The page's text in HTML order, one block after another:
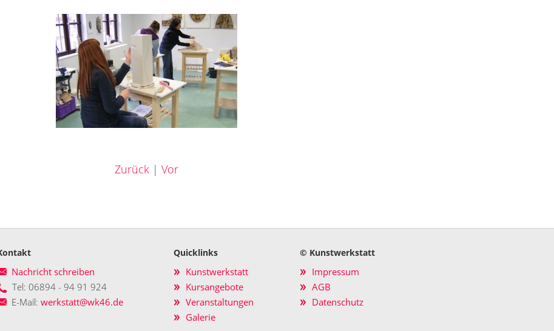
Zurück| Vor
Nachricht schreiben
Tel: 06894 - 94 91 924
E-Mail: werkstatt@wk46.de
Quicklinks
Kunstwerkstatt
Kursangebote
Veranstaltungen
Galerie
© Kunstwerkstatt
Impressum
AGB
Datenschutz